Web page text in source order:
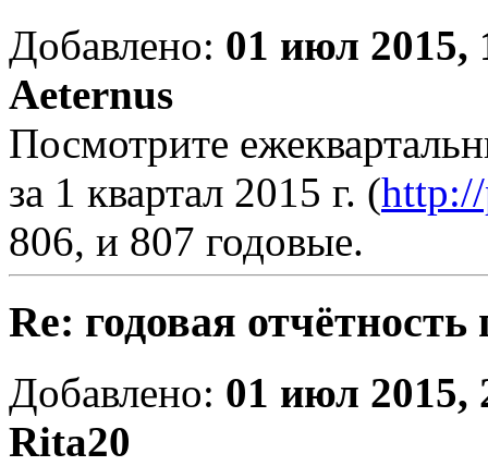
Добавлено: 01 июл 2015,
Aeternus
Посмотрите
за 1 квартал 2015 г. (
806, и 807 годовые.
Re: годовая отчётность
Добавлено: 01 июл 2015,
Rita20